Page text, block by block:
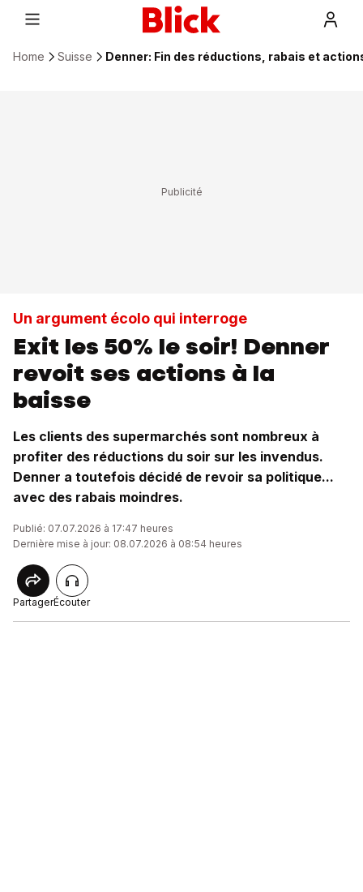
Home Suisse Denner: Fin des réductions, rabais et
Un argument écolo qui interroge
Exit les 50% le soir! Denner
revoit ses actions à la
baisse
Les clients des supermarchés sont nombreux à
profiter des réductions du soir sur les invendus.
Denner a toutefois décidé de revoir sa politique...
avec des rabais moindres.
Publié: 07.07.2026 à 17:47 heures
Dernière mise à jour: 08.07.2026 à 08:54 heures
PartagerÉcouter